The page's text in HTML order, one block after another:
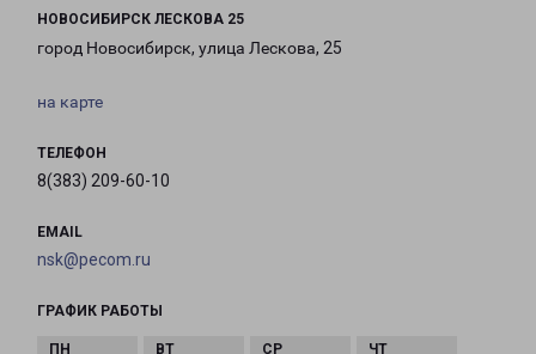
НОВОСИБИРСК ЛЕСКОВА 25
город Новосибирск, улица Лескова, 25
на карте
ТЕЛЕФОН
8(383) 209-60-10
EMAIL
nsk@pecom.ru
ГРАФИК РАБОТЫ